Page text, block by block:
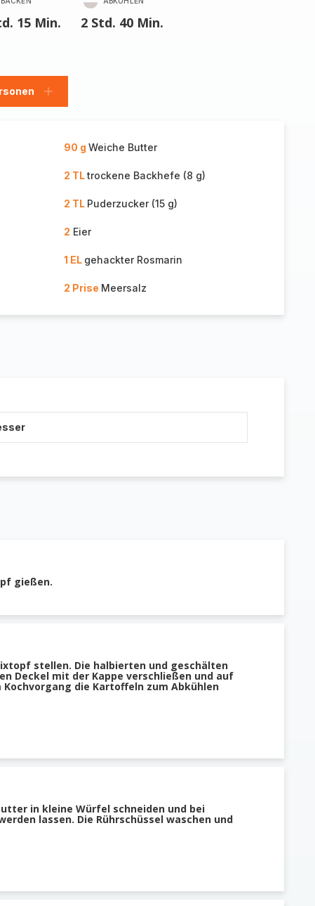
15 Min. 2 Std. 40 Min.
Personen
90 g Weiche Butter
2 TLtrockene Backhefe (8 g)
2 TL Puderzucker (15 g)
2 Eier
1 EL gehackter Rosmarin
2 Prise Meersalz
gießen.
stellen. Die halbierten und geschälten
Deckel mit der Kappe verschließen und auf
die Kartoffeln zum Abkühlen
in kleine Würfel schneiden und bei
lassen. Die Rührschüssel waschen und